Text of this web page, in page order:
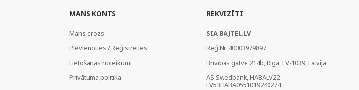
MANS KONTS
Mans grozs
Pievienoties / Reģistrēties
Lietošanas noteikumi
Privātuma politika
REKVIZĪTI
SIA BAJTEL.LV
Reģ Nr. 40003979897
Brīvības gatve 214b, Rīga, LV-1039, Latvija
AS Swedbank, HABALV22
LV53HABA0551019240274